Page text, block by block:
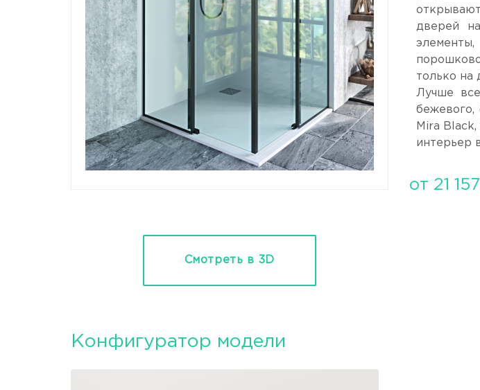
Смотреть в 3D
дверей
только на
Лучше
бежевого,
Mira
интерьер
от 21
Конфигуратор модели